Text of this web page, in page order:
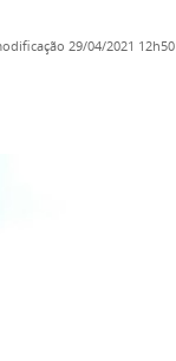
29/04/2021 12h50